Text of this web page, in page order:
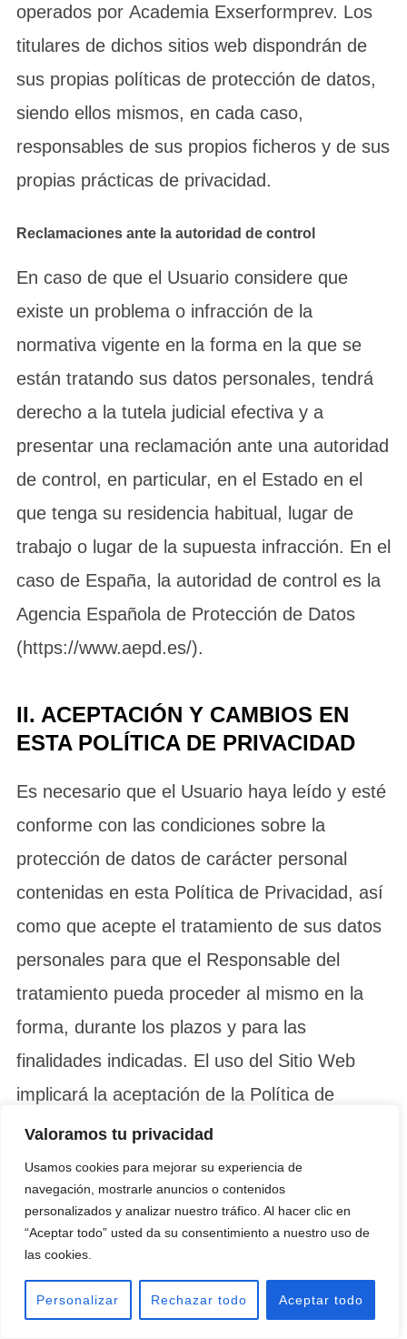
Valoramos tu privacidad
Usamos cookies para mejorar su experiencia de
navegación, mostrarle anuncios o contenidos
personalizados y analizar nuestro tráfico. Al hacer clic en
“Aceptar todo” usted da su consentimiento a nuestro uso de
las cookies.
Personalizar Rechazar todo Aceptar todo
operados por Academia Exserformprev. Los
titulares de dichos sitios web dispondrán de
sus propias políticas de protección de datos,
siendo ellos mismos, en cada caso,
responsables de sus propios ficheros y de sus
propias prácticas de privacidad.
Reclamaciones ante la autoridad de control
En caso de que el Usuario considere que
existe un problema o infracción de la
normativa vigente en la forma en la que se
están tratando sus datos personales, tendrá
derecho a la tutela judicial efectiva y a
presentar una reclamación ante una autoridad
de control, en particular, en el Estado en el
que tenga su residencia habitual, lugar de
trabajo o lugar de la supuesta infracción. En el
caso de España, la autoridad de control es la
Agencia Española de Protección de Datos
(https://www.aepd.es/).
II. ACEPTACIÓN Y CAMBIOS EN
ESTA POLÍTICA DE PRIVACIDAD
Es necesario que el Usuario haya leído y esté
conforme con las condiciones sobre la
protección de datos de carácter personal
contenidas en esta Política de Privacidad, así
como que acepte el tratamiento de sus datos
personales para que el Responsable del
tratamiento pueda proceder al mismo en la
forma, durante los plazos y para las
finalidades indicadas. El uso del Sitio Web
implicará la aceptación de la Política de
Privacidad del mismo.
Academia Exserformprev se reserva el
derecho a modificar su Política de Privacidad,
de acuerdo a su propio criterio, o motivado
por un cambio legislativo, jurisprudencial o
doctrinal de la Agencia Española de